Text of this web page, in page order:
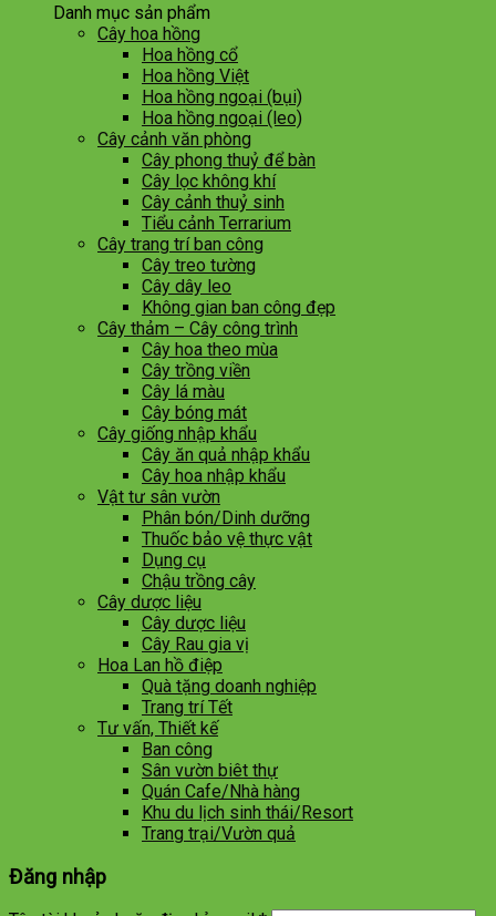
Danh mục sản phẩm
Cây hoa hồng
Hoa hồng cổ
Hoa hồng Việt
Hoa hồng ngoại (bụi)
Hoa hồng ngoại (leo)
Cây cảnh văn phòng
Cây phong thuỷ để bàn
Cây lọc không khí
Cây cảnh thuỷ sinh
Tiểu cảnh Terrarium
Cây trang trí ban công
Cây treo tường
Cây dây leo
Không gian ban công đẹp
Cây thảm – Cây công trình
Cây hoa theo mùa
Cây trồng viền
Cây lá màu
Cây bóng mát
Cây giống nhập khẩu
Cây ăn quả nhập khẩu
Cây hoa nhập khẩu
Vật tư sân vườn
Phân bón/Dinh dưỡng
Thuốc bảo vệ thực vật
Dụng cụ
Chậu trồng cây
Cây dược liệu
Cây dược liệu
Cây Rau gia vị
Hoa Lan hồ điệp
Quà tặng doanh nghiệp
Trang trí Tết
Tư vấn, Thiết kế
Ban công
Sân vườn biêt thự
Quán Cafe/Nhà hàng
Khu du lịch sinh thái/Resort
Trang trại/Vườn quả
Đăng nhập